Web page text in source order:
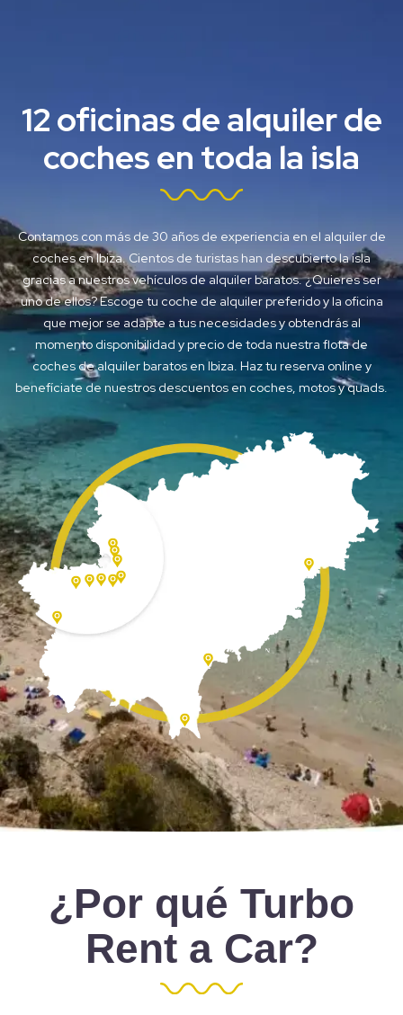
12 oficinas de alquiler de
coches en toda la isla
Contamos con más de 30 años de experiencia en el alquiler de
coches en Ibiza. Cientos de turistas han descubierto la isla
gracias a nuestros vehículos de alquiler baratos. ¿Quieres ser
uno de ellos? Escoge tu coche de alquiler preferido y la oficina
que mejor se adapte a tus necesidades y obtendrás al
momento disponibilidad y precio de toda nuestra flota de
coches de alquiler baratos en Ibiza. Haz tu reserva online y
benefíciate de nuestros descuentos en coches, motos y quads.
¿Por qué Turbo
Rent a Car?